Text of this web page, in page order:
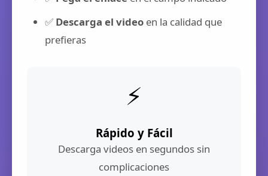
✅ Descarga el video en la calidad que
prefieras
⚡
Rápido y Fácil
Descarga videos en segundos sin
complicaciones